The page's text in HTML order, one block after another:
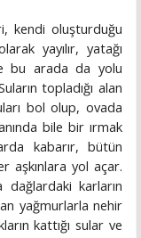
kendi oluşturduğu
yayılır, yatağı
bu arada da yolu
topladığı alan
bol olup, ovada
bile bir ırmak
kabarır, bütün
aşkınlara yol açar.
karların
yağmurlarla nehir
kattığı sular ve